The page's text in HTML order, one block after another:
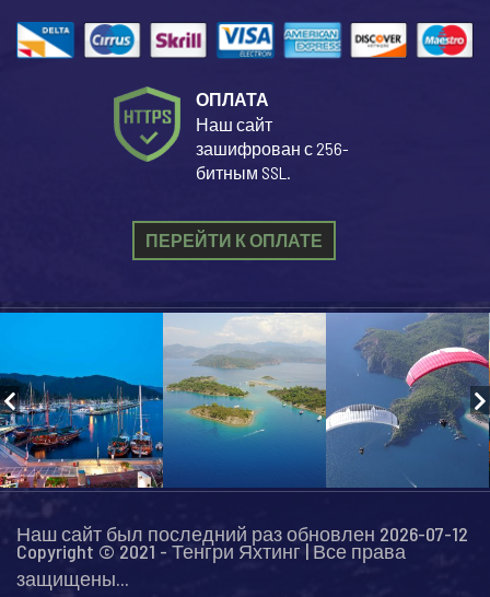
ОПЛАТА
Наш сайт
зашифрован с 256-
битным SSL.
ПЕРЕЙТИ К ОПЛАТЕ
Наш сайт был последний раз обновлен 2026-07-12
Copyright © 2021 - Тенгри Яхтинг | Все права
защищены...